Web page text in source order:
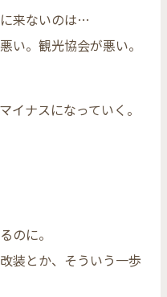
来ないのは…
い。観光協会が悪い。
イナスになっていく。
のに。
装とか、そういう一歩